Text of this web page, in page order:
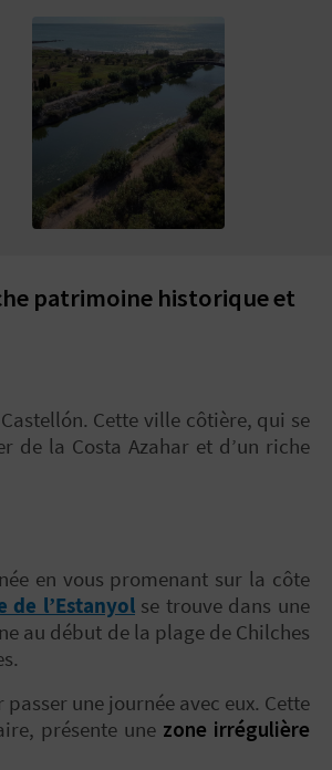
patrimoine historique et
Cette ville côtière, qui se
de la Costa Azahar et d’un riche
en vous promenant sur la côte
de l’Estanyolse trouve dans une
au début de la plage de Chilches
une journée avec eux. Cette
présente une zone irrégulière